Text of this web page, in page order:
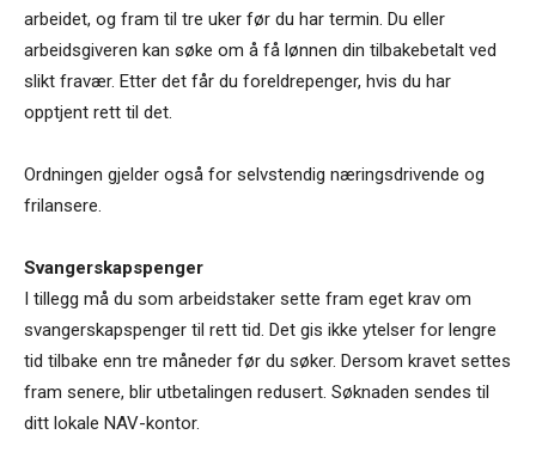
arbeidet, og fram til tre uker før du har termin. Du eller
arbeidsgiveren kan søke om å få lønnen din tilbakebetalt ved
slikt fravær. Etter det får du foreldrepenger, hvis du har
opptjent rett til det.
Ordningen gjelder også for selvstendig næringsdrivende og
frilansere.
Svangerskapspenger
I tillegg må du som arbeidstaker sette fram eget krav om
svangerskapspenger til rett tid. Det gis ikke ytelser for lengre
tid tilbake enn tre måneder før du søker. Dersom kravet settes
fram senere, blir utbetalingen redusert. Søknaden sendes til
ditt lokale NAV-kontor.